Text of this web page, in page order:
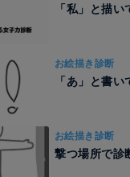
「私」と描
お絵描き診断
「あ」と書
お絵描き診断
撃つ場所で診